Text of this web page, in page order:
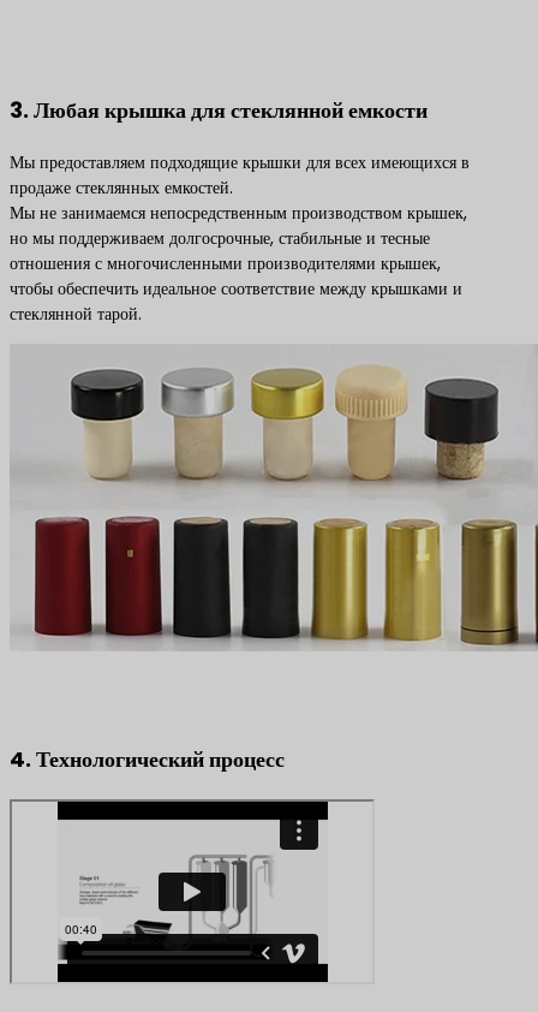
3. Любая крышка для стеклянной емкости
Мы предоставляем подходящие крышки для всех имеющихся в
продаже стеклянных емкостей.
Мы не занимаемся непосредственным производством крышек,
но мы поддерживаем долгосрочные, стабильные и тесные
отношения с многочисленными производителями крышек,
чтобы обеспечить идеальное соответствие между крышками и
стеклянной тарой.
4. Технологический процесс